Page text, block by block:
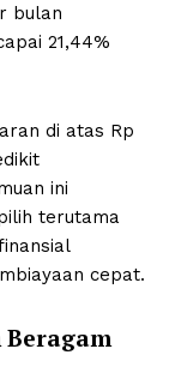
bulan
21,44%
di atas Rp
ini
terutama
cepat.